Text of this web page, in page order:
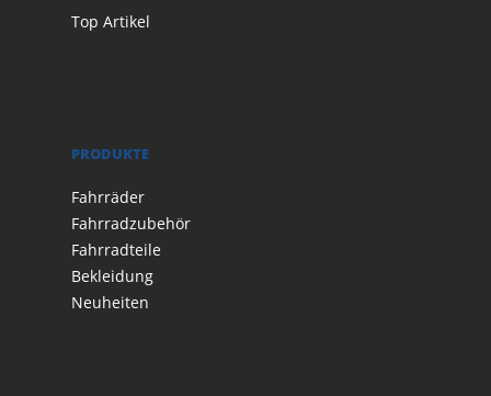
Top Artikel
PRODUKTE
Fahrräder
Fahrradzubehör
Fahrradteile
Bekleidung
Neuheiten